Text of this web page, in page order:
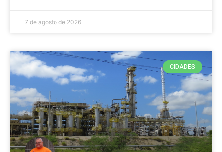
7 de agosto de 2026
CIDADES